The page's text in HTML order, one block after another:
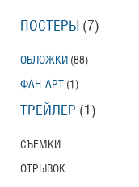
ПОСТЕРЫ (7)
ОБЛОЖКИ (88)
ФАН-АРТ (1)
ТРЕЙЛЕР (1)
СЪЕМКИ
ОТРЫВОК